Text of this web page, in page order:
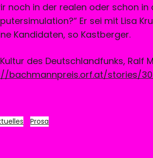
noch in der realen oder schon
Er sei mit Lisa
Kandidaten, so Kastberger.
des Deutschlandfunks, Ralf
bachmannpreis.orf.at/stories/
Prosa